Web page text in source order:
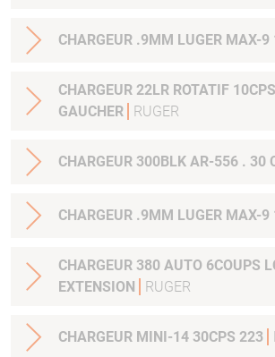
CHARGEUR .9MM LUGER MAX-9
CHARGEUR 22LR ROTATIF 10CPS BX-1 RIMFIRE
GAUCHER
RUGER
CHARGEUR 300BLK AR-556 . 30
CHARGEUR .9MM LUGER
CHARGEUR 380 AUTO 6COUPS LCP II
EXTENSION
RUGER
CHARGEUR MINI-14 30CPS 223